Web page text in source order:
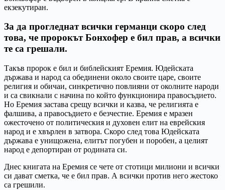
екзекутиран.
За да прогледнат всички германци скоро след
това, че пророкът Бонхофер е бил прав, а всички
те са грешали.
Такъв пророк е бил и библейският Еремия. Юдейската
държава и народ са обединени около своите царе, своите
религия и обичаи, синкретично повлияни от околните народи
и са свикнали с начина по който функционира правосъдието.
Но Еремия застава срещу всички и казва, че религията е
фалшива, а правосъдието е безчестие. Еремия е мразен
ожесточено от политическия и духовен елит на еврейския
народ и е хвърлен в затвора. Скоро след това Юдейската
държава е унищожена, елитът погубен и поробен, а целият
народ е депортиран от родината си.
Днес книгата на Еремия се чете от стотици милиони и всички
си дават сметка, че е бил прав. А всички против него жестоко
са грешили.